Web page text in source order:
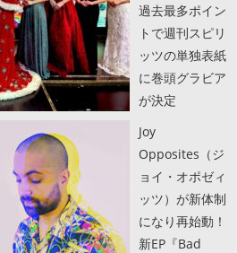
過去最多ポイン
トで週刊スピリ
ッツの単独表紙
に巻頭グラビア
が決定
Joy
Opposites（ジ
ョイ・オポゼィ
ッツ）が新体制
になり再始動！
新EP『Bad